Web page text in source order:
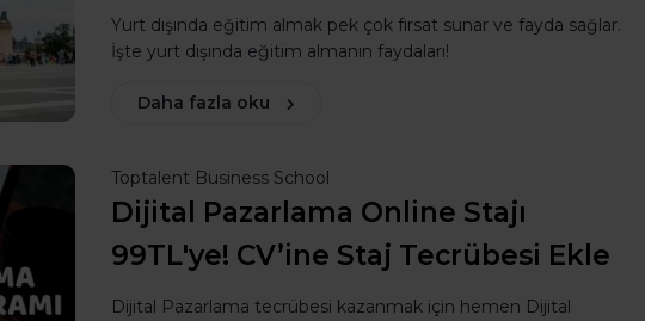
Yurt dışında eğitim almak pek çok fırsat sunar ve fayda sağlar.
İşte yurt dışında eğitim almanın faydaları!
Daha fazla oku
Toptalent Business School
Dijital Pazarlama Online Stajı
99TL'ye! CV’ine Staj Tecrübesi Ekle
Dijital Pazarlama tecrübesi kazanmak için hemen Dijital